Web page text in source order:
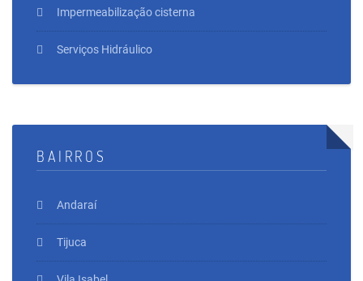
Impermeabilização cisterna
Serviços Hidráulico
BAIRROS
Andaraí
Tijuca